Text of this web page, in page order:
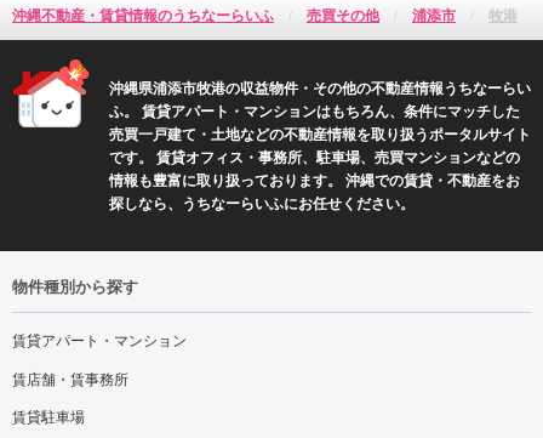
沖縄不動産・賃貸情報のうちなーらいふ 売買その他 浦添市 牧港
沖縄県浦添市牧港の収益物件・その他の不動産情報うちなーらい
ふ。 賃貸アパート・マンションはもちろん、条件にマッチした
売買一戸建て・土地などの不動産情報を取り扱うポータルサイト
です。 賃貸オフィス・事務所、駐車場、売買マンションなどの
情報も豊富に取り扱っております。 沖縄での賃貸・不動産をお
探しなら、うちなーらいふにお任せください。
物件種別から探す
賃貸アパート・マンション
賃店舗・賃事務所
賃貸駐車場